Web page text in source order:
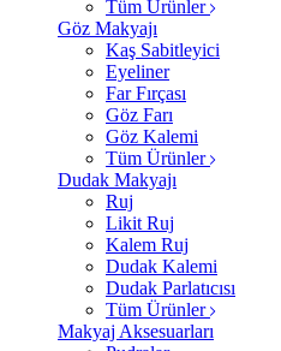
Tüm Ürünler
Göz Makyajı
Kaş Sabitleyici
Eyeliner
Far Fırçası
Göz Farı
Göz Kalemi
Tüm Ürünler
Dudak Makyajı
Ruj
Likit Ruj
Kalem Ruj
Dudak Kalemi
Dudak Parlatıcısı
Tüm Ürünler
Makyaj Aksesuarları